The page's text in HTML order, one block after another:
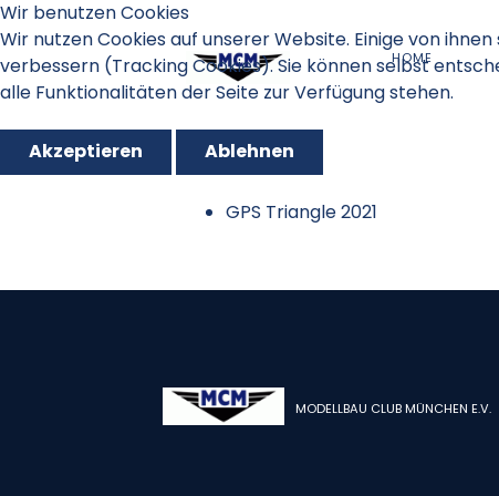
HOME
GPS Triangle 2021
MODELLBAU CLUB MÜNCHEN E.V.
Wir benutzen Cookies
Wir nutzen Cookies auf unserer Website. Einige von
verbessern (Tracking Cookies). Sie können selbst
alle Funktionalitäten der Seite zur Verfügung stehen.
Akzeptieren
Ablehnen